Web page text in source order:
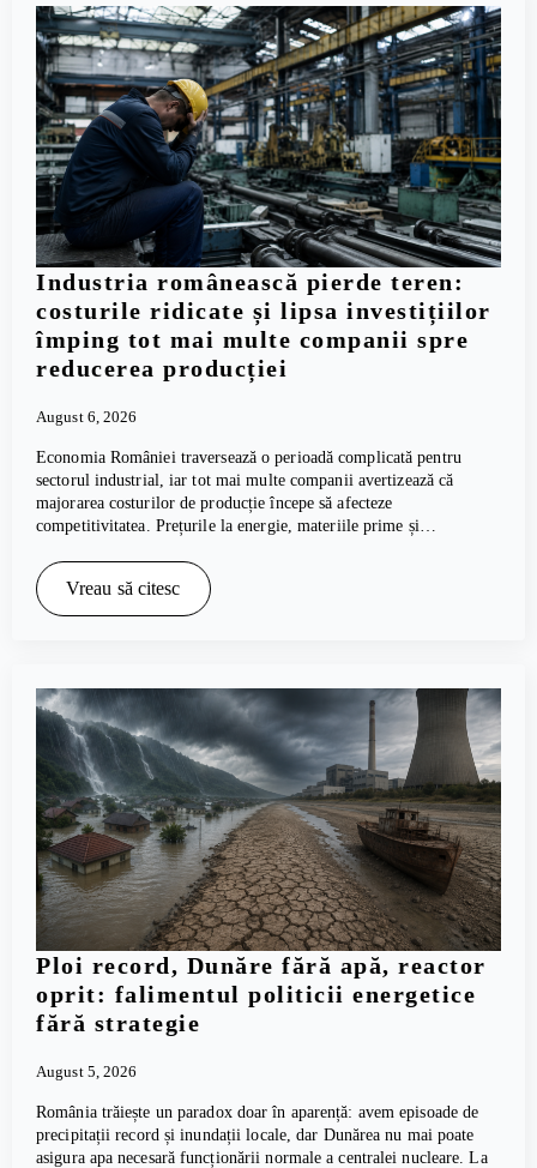
Industria românească pierde teren:
costurile ridicate și lipsa investițiilor
împing tot mai multe companii spre
reducerea producției
August 6, 2026
Economia României traversează o perioadă complicată pentru
sectorul industrial, iar tot mai multe companii avertizează că
majorarea costurilor de producție începe să afecteze
competitivitatea. Prețurile la energie, materiile prime și…
Vreau să citesc
Ploi record, Dunăre fără apă, reactor
oprit: falimentul politicii energetice
fără strategie
August 5, 2026
România trăiește un paradox doar în aparență: avem episoade de
precipitații record și inundații locale, dar Dunărea nu mai poate
asigura apa necesară funcționării normale a centralei nucleare. La